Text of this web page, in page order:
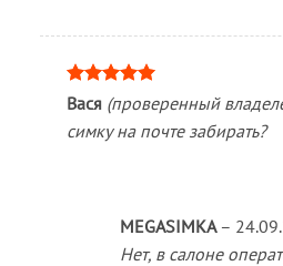
Оценка5
Вася (проверенный
симку на почте забирать?
MEGASIMKA –
Нет, в салоне